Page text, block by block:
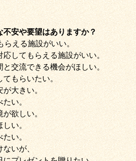
不安や要望はありますか？
らえる施設がいい。
応してもらえる施設がいい。
と交流できる機会がほしい。
てもらいたい。
が大きい。
たい。
が欲しい。
しい。
たい。
ないが、